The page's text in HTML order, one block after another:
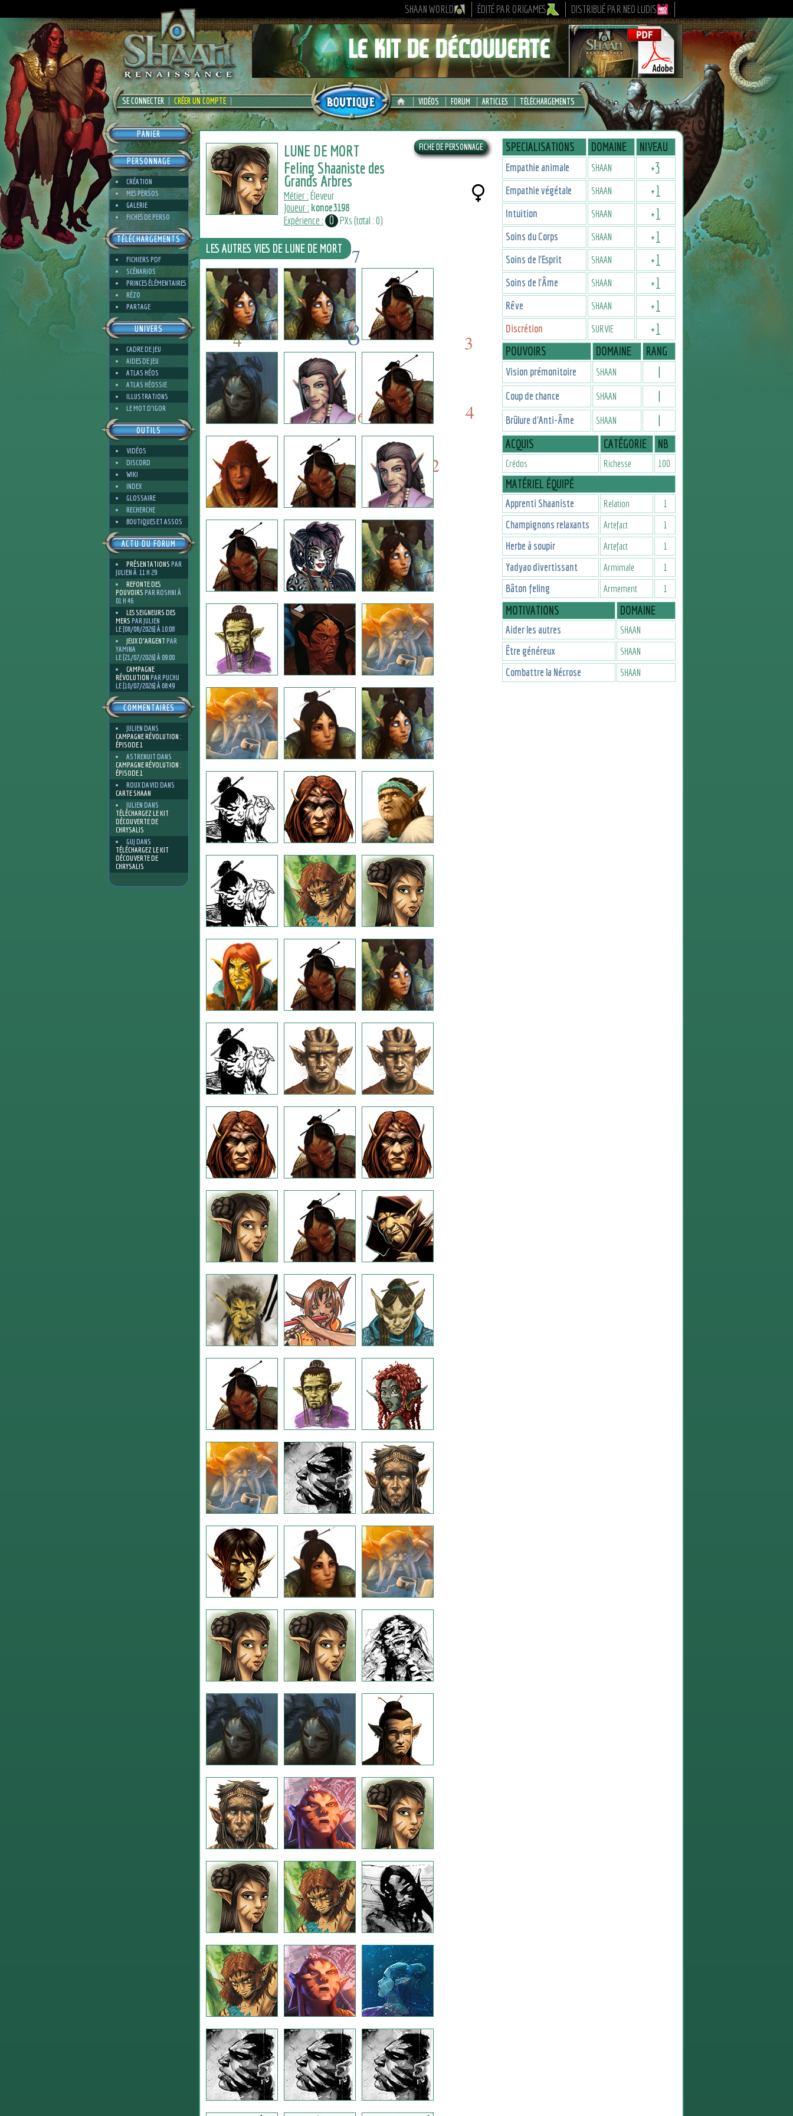
SHAAN WORLD ÉDITÉ PAR ORIGAMES DISTRIBUÉ PAR NEO LUDIS
SE CONNECTER CRÉER UN COMPTE VIDÉOS FORUM ARTICLES TÉLÉCHARGEMENTS
PANIER
PERSONNAGE
CRÉATION
MES PERSOS
GALERIE
FICHES DE PERSO
TÉLÉCHARGEMENTS
FICHIERS PDF
SCÉNARIOS
PRINCES ÉLÉMENTAIRES
RÉZO
PARTAGE
UNIVERS
CADRE DE JEU
AIDES DE JEU
ATLAS HÉOS
ATLAS HÉOSSIE
ILLUSTRATIONS
LE MOT D'IGOR
OUTILS
VIDÉOS
DISCORD
WIKI
INDEX
GLOSSAIRE
RECHERCHE
BOUTIQUES ET ASSOS
ACTU DU FORUM
PRÉSENTATIONS PAR
JULIEN À 11 H 29
REFONTE DES
POUVOIRS PAR ROSHNI À
01 H 46
LES SEIGNEURS DES
MERS PAR JULIEN
LE [08/08/2026] À 10:08
JEUX D'ARGENT PAR
YAMINA
LE [21/07/2026] À 09:00
CAMPAGNE
RÉVOLUTION PAR PUCHU
LE [10/07/2026] À 08:49
COMMENTAIRES
JULIEN DANS
CAMPAGNE RÉVOLUTION :
ÉPISODE 1
ASTRENUIT DANS
CAMPAGNE RÉVOLUTION :
ÉPISODE 1
ROUX DAVID DANS
CARTE SHAAN
JULIEN DANS
TÉLÉCHARGEZ LE KIT
DÉCOUVERTE DE
CHRYSALIS
GUJ DANS
TÉLÉCHARGEZ LE KIT
DÉCOUVERTE DE
CHRYSALIS
SPECIALISATIONS DOMAINE NIVEAU
Empathie animale SHAAN +3
Empathie végétale SHAAN +1
Intuition SHAAN +1
Soins du Corps SHAAN +1
Soins de l'Esprit SHAAN +1
Soins de l'Âme SHAAN +1
Rêve SHAAN +1
Discrétion SURVIE +1
POUVOIRS DOMAINE RANG
Vision prémonitoire SHAAN I
Coup de chance SHAAN I
Brûlure d'Anti-Âme SHAAN I
ACQUIS CATÉGORIE NB
Crédos Richesse 100
MATÉRIEL ÉQUIPÉ
Apprenti Shaaniste Relation 1
Champignons relaxants Artefact 1
Herbe à soupir Artefact 1
Yadyao divertissant Armimale 1
Bâton feling Armement 1
MOTIVATIONS DOMAINE
Aider les autres SHAAN
Être généreux SHAAN
Combattre la Nécrose SHAAN
LUNE DE MORT
Feling Shaaniste des
Grands Arbres
Métier : Éleveur
Joueur : konoe3198
Expérience : 0 PXs (total : 0)
6
8 6
8
8
1
4
4
4
3
7
1
3
4
2
LES AUTRES VIES DE LUNE DE MORT